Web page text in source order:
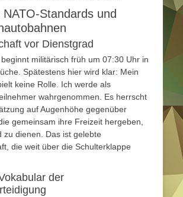
Standards und
vor Dienstgrad
militärisch früh um 07:30 Uhr in
Spätestens hier wird klar: Mein
keine Rolle. Ich werde als
wahrgenommen. Es herrscht
auf Augenhöhe gegenüber
gemeinsam ihre Freizeit hergeben,
zu dienen. Das ist gelebte
die weit über die Schulterklappe
der